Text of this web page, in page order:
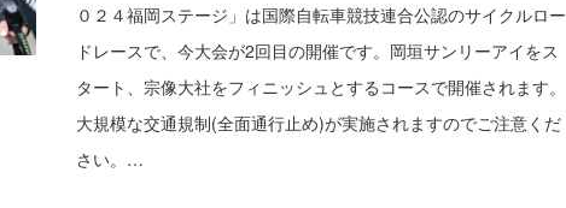
０２４福岡ステージ」は国際自転車競技連合公認のサイクルロー
ドレースで、今大会が2回目の開催です。岡垣サンリーアイをス
タート、宗像大社をフィニッシュとするコースで開催されます。
大規模な交通規制(全面通行止め)が実施されますのでご注意くだ
さい。…